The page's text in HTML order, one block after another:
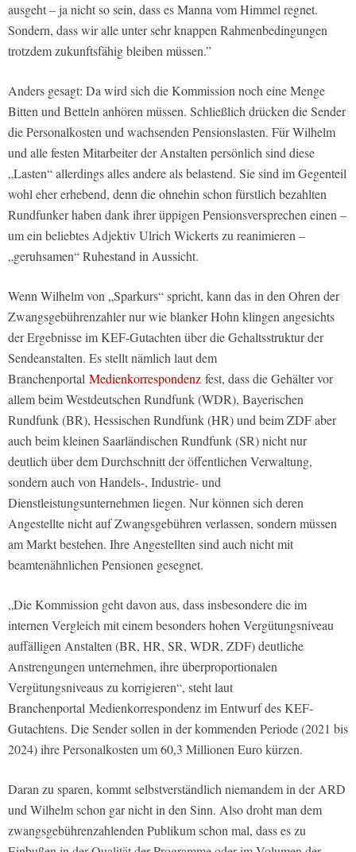
ausgeht – ja nicht so sein, dass es Manna vom Himmel regnet.
Sondern, dass wir alle unter sehr knappen Rahmenbedingungen
trotzdem zukunftsfähig bleiben müssen.”
Anders gesagt: Da wird sich die Kommission noch eine Menge
Bitten und Betteln anhören müssen. Schließlich drücken die Sender
die Personalkosten und wachsenden Pensionslasten. Für Wilhelm
und alle festen Mitarbeiter der Anstalten persönlich sind diese
„Lasten“ allerdings alles andere als belastend. Sie sind im Gegenteil
wohl eher erhebend, denn die ohnehin schon fürstlich bezahlten
Rundfunker haben dank ihrer üppigen Pensionsversprechen einen –
um ein beliebtes Adjektiv Ulrich Wickerts zu reanimieren –
„geruhsamen“ Ruhestand in Aussicht.
Wenn Wilhelm von „Sparkurs“ spricht, kann das in den Ohren der
Zwangsgebührenzahler nur wie blanker Hohn klingen angesichts
der Ergebnisse im KEF-Gutachten über die Gehaltsstruktur der
Sendeanstalten. Es stellt nämlich laut dem
Branchenportal Medienkorrespondenz fest, dass die Gehälter vor
allem beim Westdeutschen Rundfunk (WDR), Bayerischen
Rundfunk (BR), Hessischen Rundfunk (HR) und beim ZDF aber
auch beim kleinen Saarländischen Rundfunk (SR) nicht nur
deutlich über dem Durchschnitt der öffentlichen Verwaltung,
sondern auch von Handels-, Industrie- und
Dienstleistungsunternehmen liegen. Nur können sich deren
Angestellte nicht auf Zwangsgebühren verlassen, sondern müssen
am Markt bestehen. Ihre Angestellten sind auch nicht mit
beamtenähnlichen Pensionen gesegnet.
„Die Kommission geht davon aus, dass insbesondere die im
internen Vergleich mit einem besonders hohen Vergütungsniveau
auffälligen Anstalten (BR, HR, SR, WDR, ZDF) deutliche
Anstrengungen unternehmen, ihre überproportionalen
Vergütungsniveaus zu korrigieren“, steht laut
Branchenportal Medienkorrespondenzim Entwurf des KEF-
Gutachtens. Die Sender sollen in der kommenden Periode (2021 bis
2024) ihre Personalkosten um 60,3 Millionen Euro kürzen.
Daran zu sparen, kommt selbstverständlich niemandem in der ARD
und Wilhelm schon gar nicht in den Sinn. Also droht man dem
zwangsgebührenzahlenden Publikum schon mal, dass es zu